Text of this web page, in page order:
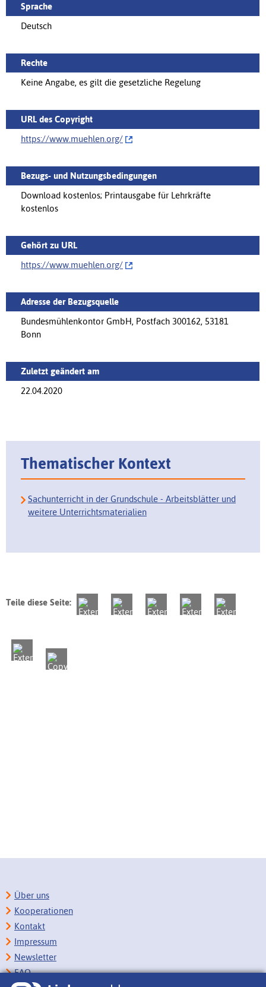
Sprache
Deutsch
Rechte
Keine Angabe, es gilt die gesetzliche Regelung
URL des Copyright
https://www.muehlen.org/‌
Bezugs- und Nutzungsbedingungen
Download kostenlos; Printausgabe für Lehrkräfte
kostenlos
Gehört zu URL
https://www.muehlen.org/‌
Adresse der Bezugsquelle
Bundesmühlenkontor GmbH, Postfach 300162, 53181
Bonn
Zuletzt geändert am
22.04.2020
Thematischer Kontext
Sachunterricht in der Grundschule - Arbeitsblätter und
weitere Unterrichtsmaterialien
Teile diese Seite:
Über uns
Kooperationen
Kontakt
Impressum
Newsletter
FAQ